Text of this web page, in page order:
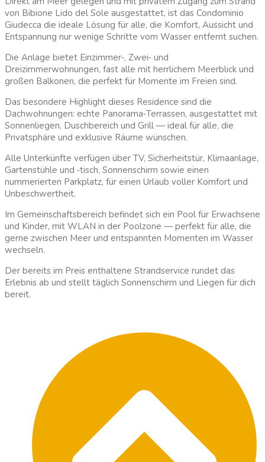
von Bibione Lido del Sole ausgestattet, ist das Condominio
Giudecca die ideale Lösung für alle, die Komfort, Aussicht und
Entspannung nur wenige Schritte vom Wasser entfernt suchen.
Die Anlage bietet Einzimmer‑, Zwei‑ und
Dreizimmerwohnungen, fast alle mit herrlichem Meerblick und
großen Balkonen, die perfekt für Momente im Freien sind.
Das besondere Highlight dieses Residence sind die
Dachwohnungen: echte Panorama‑Terrassen, ausgestattet mit
Sonnenliegen, Duschbereich und Grill — ideal für alle, die
Privatsphäre und exklusive Räume wünschen.
Alle Unterkünfte verfügen über TV, Sicherheitstür, Klimaanlage,
Gartenstühle und ‑tisch, Sonnenschirm sowie einen
nummerierten Parkplatz, für einen Urlaub voller Komfort und
Unbeschwertheit.
Im Gemeinschaftsbereich befindet sich ein Pool für Erwachsene
und Kinder, mit WLAN in der Poolzone — perfekt für alle, die
gerne zwischen Meer und entspannten Momenten im Wasser
wechseln.
Der bereits im Preis enthaltene Strandservice rundet das
Erlebnis ab und stellt täglich Sonnenschirm und Liegen für dich
bereit.